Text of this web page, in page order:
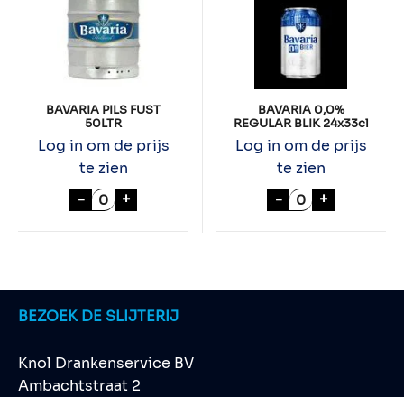
BAVARIA PILS FUST
50LTR
Log in om de prijs
te zien
- BAVARIA PILS FUST 50LTR aantal
+
BAVARIA 0,0%
REGULAR BLIK 24x33cl
Log in om de prijs
te zien
- BAVARIA 0,0%
+
BEZOEK DE SLIJTERIJ
Knol Drankenservice BV
Ambachtstraat 2